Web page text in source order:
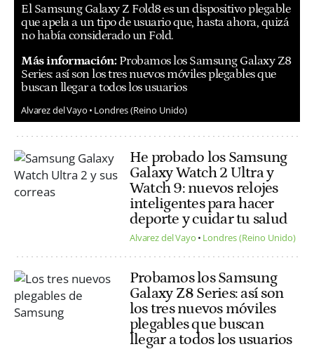
El Samsung Galaxy Z Fold8 es un dispositivo plegable
que apela a un tipo de usuario que, hasta ahora, quizá
no había considerado un Fold.
Más información: Probamos los Samsung Galaxy Z8
Series: así son los tres nuevos móviles plegables que
buscan llegar a todos los usuarios
Alvarez del Vayo Londres (Reino Unido)
He probado los Samsung
Galaxy Watch 2 Ultra y
Watch 9: nuevos relojes
inteligentes para hacer
deporte y cuidar tu salud
Alvarez del Vayo Londres (Reino Unido)
Probamos los Samsung
Galaxy Z8 Series: así son
los tres nuevos móviles
plegables que buscan
llegar a todos los usuarios